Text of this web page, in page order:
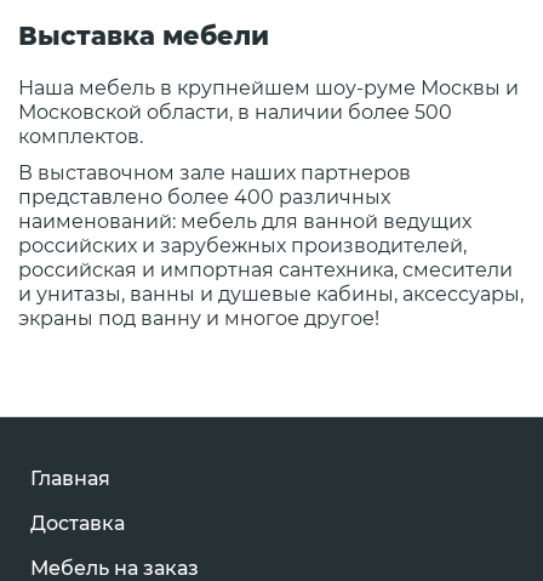
Выставка мебели
Наша мебель в крупнейшем шоу-руме Москвы и
Московской области, в наличии более 500
комплектов.
В выставочном зале наших партнеров
представлено более 400 различных
наименований: мебель для ванной ведущих
российских и зарубежных производителей,
российская и импортная сантехника, смесители
и унитазы, ванны и душевые кабины, аксессуары,
экраны под ванну и многое другое!
Главная
Доставка
Мебель на заказ